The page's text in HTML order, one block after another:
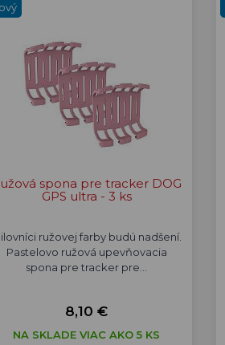
spona pre tracker DOG
GPS ultra - 3 ks
ružovej farby budú nadšení.
Pastelovo ružová upevňovacia
spona pre tracker pre…
8,10 €
NA SKLADE VIAC AKO 5 KS